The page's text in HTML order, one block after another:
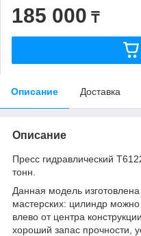
185 000 ₸
Описание Доставка
Описание
Пресс гидравлический
тонн.
Данная модель
мастерских: цилиндр
влево от центра
хороший запас прочности,